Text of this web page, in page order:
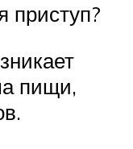
приступ?
пищи,